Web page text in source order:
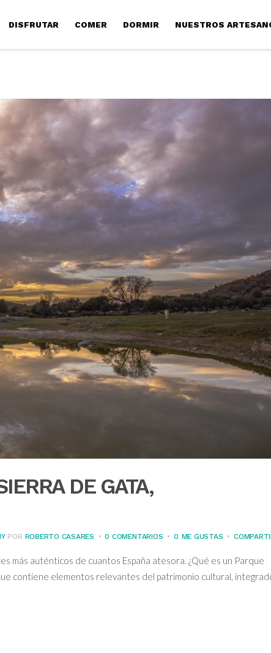
DISFRUTAR COMER DORMIR NUESTROS
DE GATA,
POR ROBERTO CASARES 0 COMENTARIOS 0 ME GUSTAS
más auténticos de cuantos España atesora. ¿Qué es un Parque
contiene elementos relevantes del patrimonio cultural,